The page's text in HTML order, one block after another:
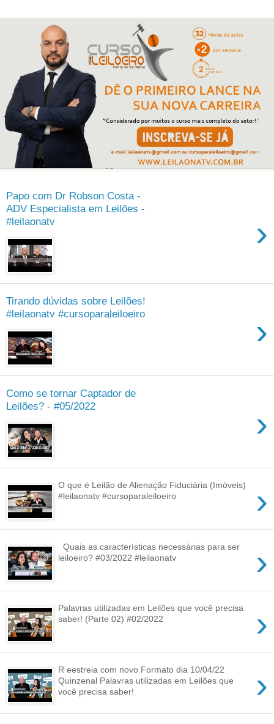
Papo com Dr Robson Costa -
ADV Especialista em Leilões -
#leilaonatv
›
Tirando dúvidas sobre Leilões!
#leilaonatv #cursoparaleiloeiro
›
Como se tornar Captador de
Leilões? - #05/2022
›
›
O que é Leilão de Alienação Fiduciária (Imóveis)
#leilaonatv #cursoparaleiloeiro
›
Quais as características necessárias para ser
leiloeiro? #03/2022 #leilaonatv
›
Palavras utilizadas em Leilões que você precisa
saber! (Parte 02) #02/2022
›
R eestreia com novo Formato dia 10/04/22
Quinzenal Palavras utilizadas em Leilões que
você precisa saber!